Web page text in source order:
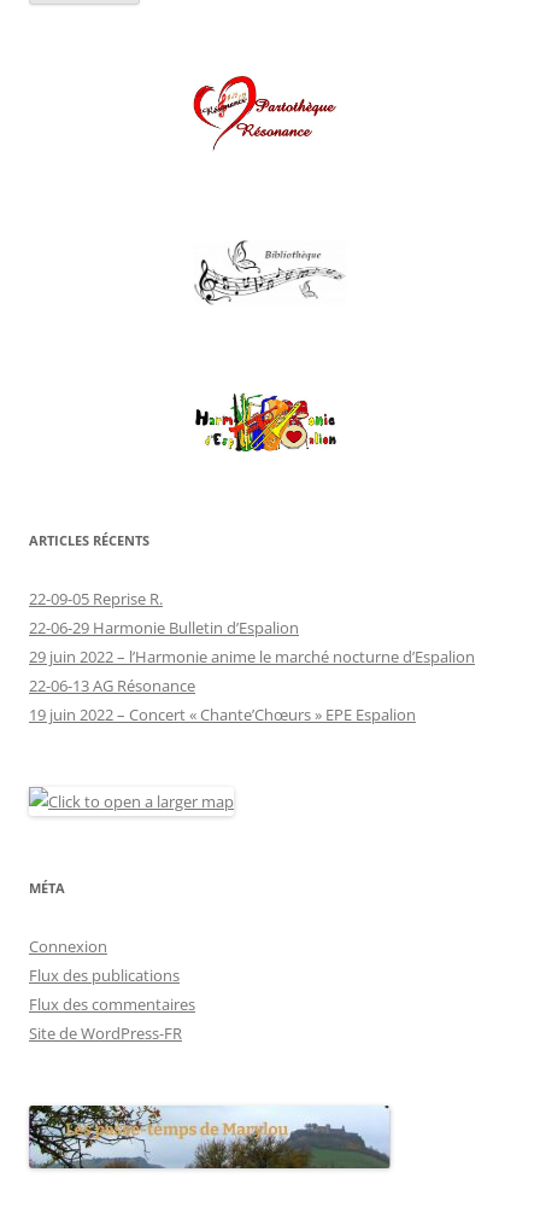
ARTICLES RÉCENTS
22-09-05 Reprise R.
22-06-29 Harmonie Bulletin d’Espalion
29 juin 2022 – l’Harmonie anime le marché nocturne d’Espalion
22-06-13 AG Résonance
19 juin 2022 – Concert « Chante’Chœurs » EPE Espalion
MÉTA
Connexion
Flux des publications
Flux des commentaires
Site de WordPress-FR